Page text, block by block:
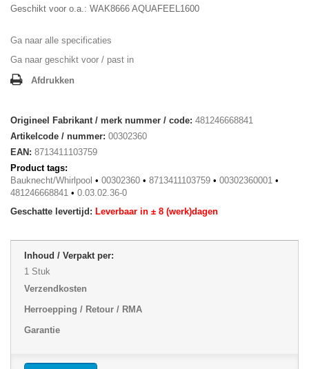
Geschikt voor o.a.: WAK8666 AQUAFEEL1600
Ga naar alle specificaties
Ga naar geschikt voor / past in
Afdrukken
Origineel Fabrikant / merk nummer / code: 481246668841
Artikelcode / nummer: 00302360
EAN: 8713411103759
Product tags:
Bauknecht/Whirlpool • 00302360 • 8713411103759 • 00302360001 •
481246668841 • 0.03.02.36-0
Geschatte levertijd: Leverbaar in ± 8 (werk)dagen
Inhoud / Verpakt per:
1 Stuk
Verzendkosten
Herroepping / Retour / RMA
Garantie